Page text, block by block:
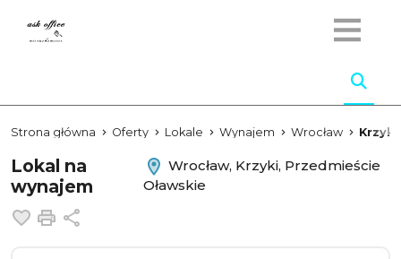
Strona główna Oferty Lokale Wynajem Wrocław Krzyki
Lokal na
wynajem
Wrocław, Krzyki, Przedmieście
Oławskie
Dodaj do ulubionych
Drukuj